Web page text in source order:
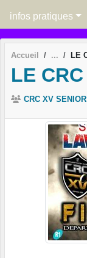
infos pratiques
Accueil LE
LE
CRC XV